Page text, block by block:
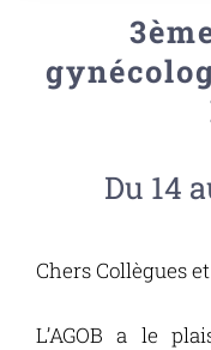
Du 14
Chers Collègues
L’AGOB a le